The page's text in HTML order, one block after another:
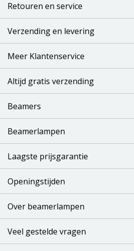
Retouren en service
Verzending en levering
Meer Klantenservice
Altijd gratis verzending
Beamers
Beamerlampen
Laagste prijsgarantie
Openingstijden
Over beamerlampen
Veel gestelde vragen